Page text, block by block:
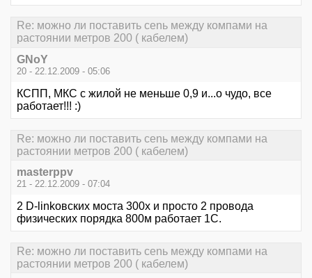
Re: можно ли поставить сеnь между компами на
растоянии метров 200 ( кабелем)
GNoY
20 - 22.12.2009 - 05:06
КСПП, МКС с жилой не меньше 0,9 и...о чудо, все
работает!!! :)
Re: можно ли поставить сеnь между компами на
растоянии метров 200 ( кабелем)
masterppv
21 - 22.12.2009 - 07:04
2 D-linkовских моста 300х и просто 2 провода
физических порядка 800м работает 1С.
Re: можно ли поставить сеnь между компами на
растоянии метров 200 ( кабелем)